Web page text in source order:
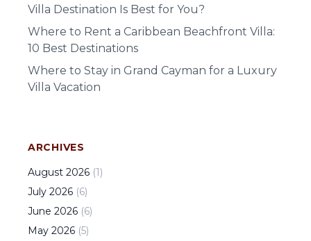
Villa Destination Is Best for You?
Where to Rent a Caribbean Beachfront Villa:
10 Best Destinations
Where to Stay in Grand Cayman for a Luxury
Villa Vacation
ARCHIVES
August 2026 (1)
July 2026 (6)
June 2026 (6)
May 2026 (5)